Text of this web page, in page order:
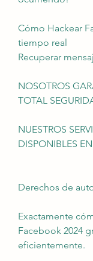
Cómo Hackear
tiempo real
Recuperar
NOSOTROS
TOTAL
NUESTROS
DISPONIBLES
Derechos de
Exactamente
Facebook 2024
eficientemente.